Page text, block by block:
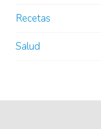
Recetas
Salud